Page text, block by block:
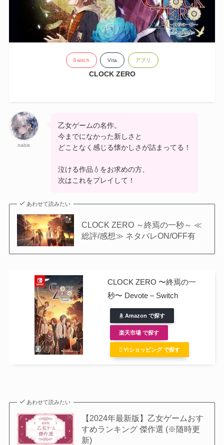
Switch Vita アプリ
CLOCK ZERO
nabis
乙女ゲームの名作。
今までになかった新しさと
どことなく感じる懐かしさが詰まってる！
泣ける作品💧をお求めの方、
次はこれをプレイして！
あわせて読みたい
CLOCK ZERO ～終焉の一秒～ ≪
総評/感想≫ ネタバレON/OFF有
CLOCK ZERO 〜終焉の一
秒〜 Devote – Switch
Amazon で探す
楽天市場 で探す
Y!ショッピング で探す
あわせて読みたい
【2024年最新版】乙女ゲームおす
すめランキング 傑作選 (※随時更
新)